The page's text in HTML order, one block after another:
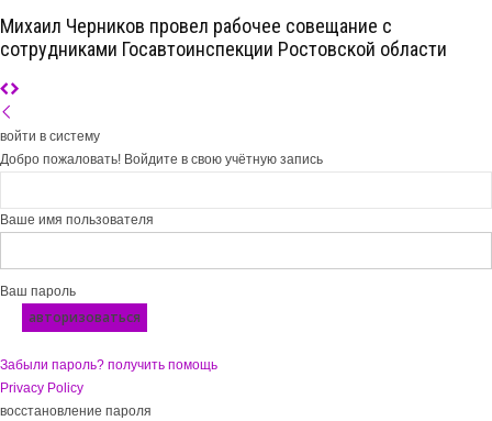
Михаил Черников провел рабочее совещание с
сотрудниками Госавтоинспекции Ростовской области
войти в систему
Добро пожаловать! Войдите в свою учётную запись
Ваше имя пользователя
Ваш пароль
Забыли пароль? получить помощь
Privacy Policy
восстановление пароля